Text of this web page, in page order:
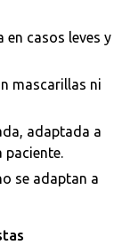
en casos leves y
mascarillas ni
adaptada a
paciente.
se adaptan a